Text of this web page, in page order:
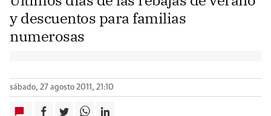
y descuentos para familias
numerosas
sábado, 27 agosto 2011, 21:10